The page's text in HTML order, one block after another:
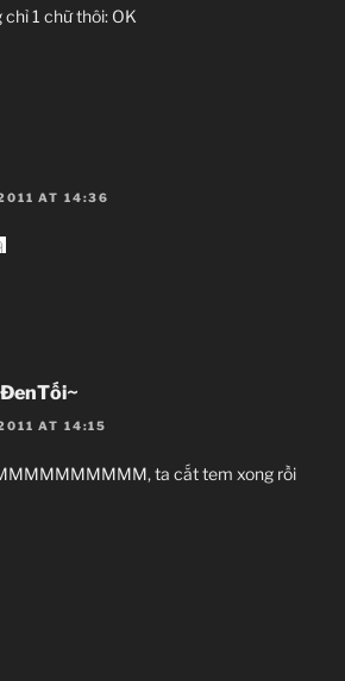
chỉ 1 chữ thôi: OK
AT 14:36
AT 14:15
ta cắt tem xong rồi